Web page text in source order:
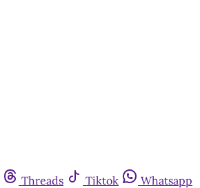
Threads Tiktok
Whatsapp